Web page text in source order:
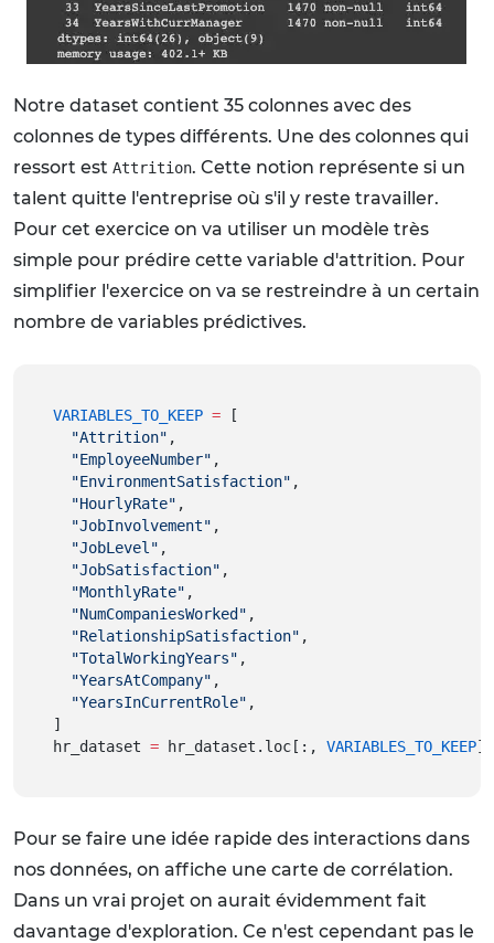
Notre dataset contient 35 colonnes avec des
colonnes de types différents. Une des colonnes qui
ressort est Attrition. Cette notion représente si un
talent quitte l'entreprise où s'il y reste travailler.
Pour cet exercice on va utiliser un modèle très
simple pour prédire cette variable d'attrition. Pour
simplifier l'exercice on va se restreindre à un certain
nombre de variables prédictives.
VARIABLES_TO_KEEP = [
"Attrition" ,
"EmployeeNumber" ,
"EnvironmentSatisfaction" ,
"HourlyRate" ,
"JobInvolvement" ,
"JobLevel" ,
"JobSatisfaction" ,
"MonthlyRate" ,
"NumCompaniesWorked" ,
"RelationshipSatisfaction" ,
"TotalWorkingYears" ,
"YearsAtCompany" ,
"YearsInCurrentRole" ,
]
hr_dataset = hr_dataset.loc[:, VARIABLES_TO_KEEP]
Pour se faire une idée rapide des interactions dans
nos données, on affiche une carte de corrélation.
Dans un vrai projet on aurait évidemment fait
davantage d'exploration. Ce n'est cependant pas le